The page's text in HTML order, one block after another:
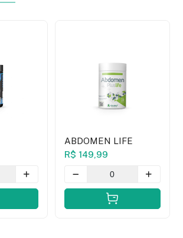
ABDOMEN LIFE
R$ 149,99